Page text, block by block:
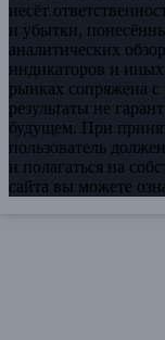
несёт
и убытки,
аналитических
индикаторов и
рынках сопряжена
результаты не
будущем. При
пользователь
и полагаться на
сайта вы можете